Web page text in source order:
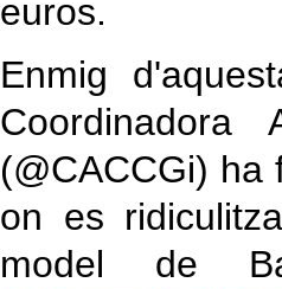
euros.
Enmig
Coordinadora
(@CACCGi)
on es
model de